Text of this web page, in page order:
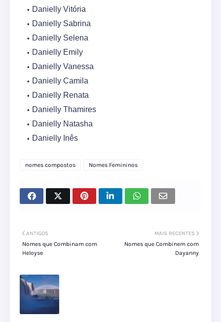
Danielly Vitória
Danielly Sabrina
Danielly Selena
Danielly Emily
Danielly Vanessa
Danielly Camila
Danielly Renata
Danielly Thamires
Danielly Natasha
Danielly Inês
nomes compostos Nomes Femininos
MAIS RECENTES
Nomes que Combinem com
Dayanny
ANTIGOS
Nomes que Combinam com
Heloyse